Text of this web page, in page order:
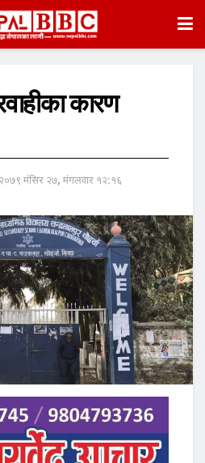
कारण
२०७९ मंसिर २७, मंगलवार १२:१६